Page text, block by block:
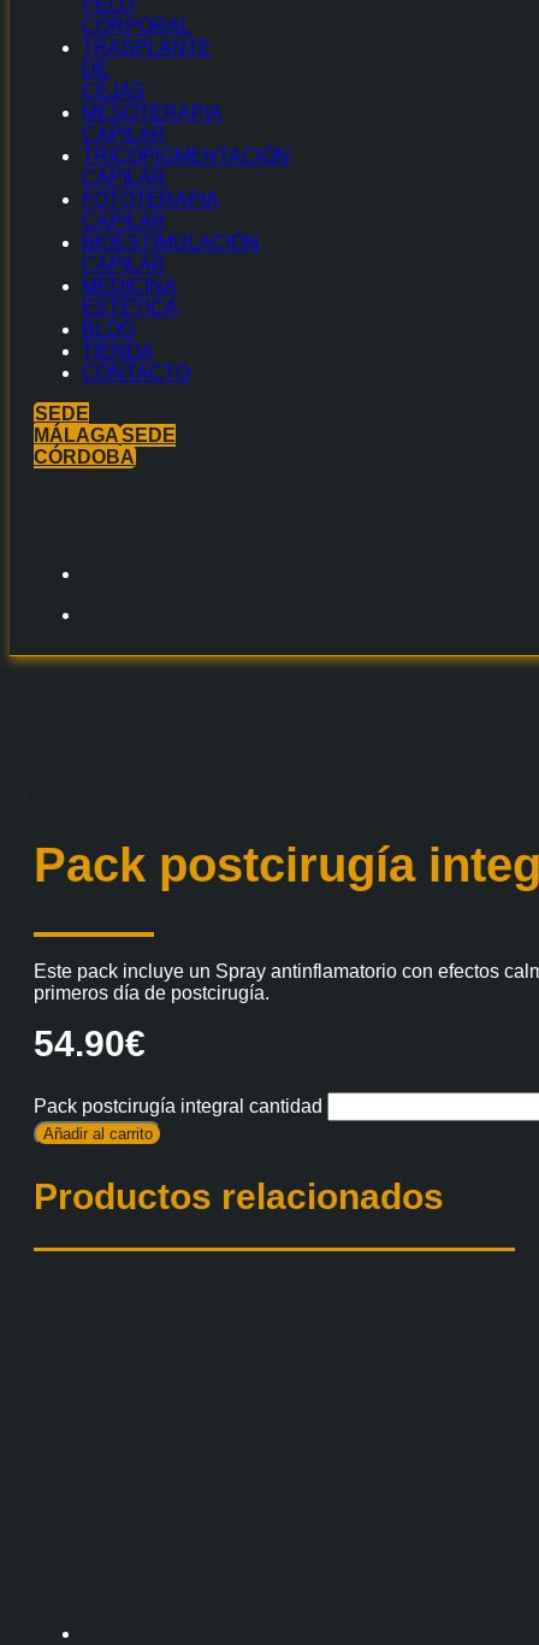
PELO
CORPORAL
TRASPLANTE
DE
CEJAS
MESOTERAPIA
CAPILAR
TRICOPIGMENTACIÓN
CAPILAR
FOTOTERAPIA
CAPILAR
BIOESTIMULACIÓN
CAPILAR
MEDICINA
ESTÉTICA
BLOG
TIENDA
CONTACTO
SEDE
MÁLAGASEDE
CÓRDOBA
Pack postcirugía
Este pack incluye un Spray antinflamatorio con efectos
primeros día de postcirugía.
54.90€
Pack postcirugía integral cantidad
Añadir al carrito
Productos relacionados